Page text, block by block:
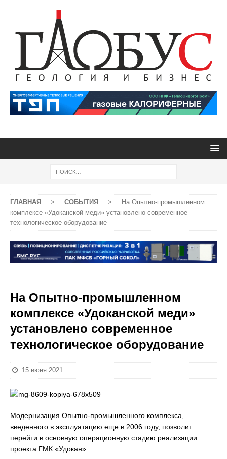
ГЛАВНАЯ > СОБЫТИЯ >
На Опытно-промышленном
комплексе «Удоканской меди» установлено современное
технологическое оборудование
На Опытно-промышленном
комплексе «Удоканской меди»
установлено современное
технологическое оборудование
15 июня 2021
Модернизация Опытно-промышленного комплекса,
введенного в эксплуатацию еще в 2006 году, позволит
перейти в основную операционную стадию реализации
проекта ГМК «Удокан».